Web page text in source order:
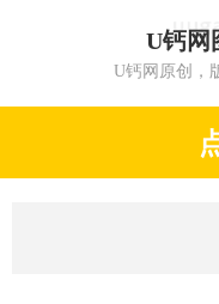
U钙网
U钙网原创，